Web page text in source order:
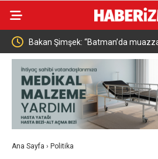
bir hizmet Resul Dindar ve Ümit
vatandaşa unutulmaz
Ana Sayfa › Politika